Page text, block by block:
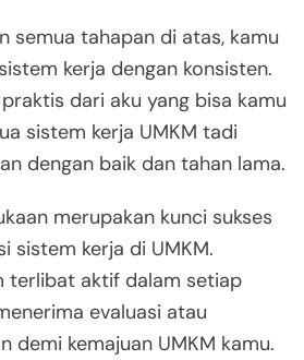
semua tahapan di atas, kamu
kerja dengan konsisten.
dari aku yang bisa kamu
sistem kerja UMKM tadi
dengan baik dan tahan lama.
merupakan kunci sukses
sistem kerja di UMKM.
terlibat aktif dalam setiap
evaluasi atau
demi kemajuan UMKM kamu.